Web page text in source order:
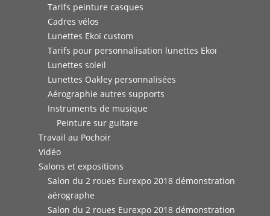
Tarifs peinture casques
Cadres vélos
Lunettes Ekoï custom
Tarifs pour personnalisation lunettes Ekoï
Lunettes soleil
Lunettes Oakley personnalisées
Aérographie autres supports
Instruments de musique
Peinture sur guitare
Travail au Pochoir
Vidéo
Salons et expositions
Salon du 2 roues Eurexpo 2018 démonstration
aérographe
Salon du 2 roues Eurexpo 2018 démonstration